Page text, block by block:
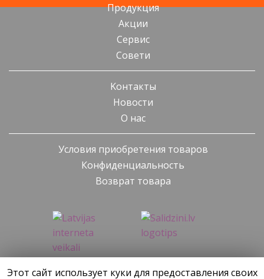
Продукция
Акции
Cервис
Cовети
Kонтакты
Новости
О нас
Условия приобретения товаров
Конфиденциальность
Возврат товара
SIA KONGS @ 2019
Этот сайт использует куки для предоставления своих